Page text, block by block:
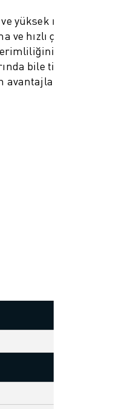
yüksek rijitlikteki
ve hızlı çevrim
artırın.
bile titreşimsiz